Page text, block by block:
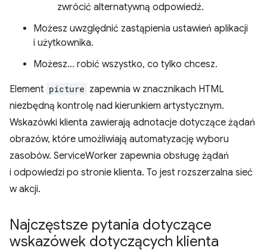
zwrócić alternatywną odpowiedź.
Możesz uwzględnić zastąpienia ustawień aplikacji
i użytkownika.
Możesz… robić wszystko, co tylko chcesz.
Element picture zapewnia w znacznikach HTML
niezbędną kontrolę nad kierunkiem artystycznym.
Wskazówki klienta zawierają adnotacje dotyczące żądań
obrazów, które umożliwiają automatyzację wyboru
zasobów. ServiceWorker zapewnia obsługę żądań
i odpowiedzi po stronie klienta. To jest rozszerzalna sieć
w akcji.
Najczęstsze pytania dotyczące
wskazówek dotyczących klienta